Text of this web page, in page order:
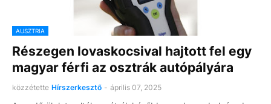
AUSZTRIA
Részegen lovaskocsival hajtott fel egy
magyar férfi az osztrák autópályára
közzétette Hírszerkesztő - április 07, 2025